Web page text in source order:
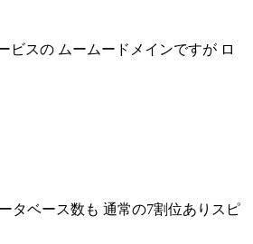
スの ムームードメインですが ロ
タベース数も 通常の7割位ありスピ